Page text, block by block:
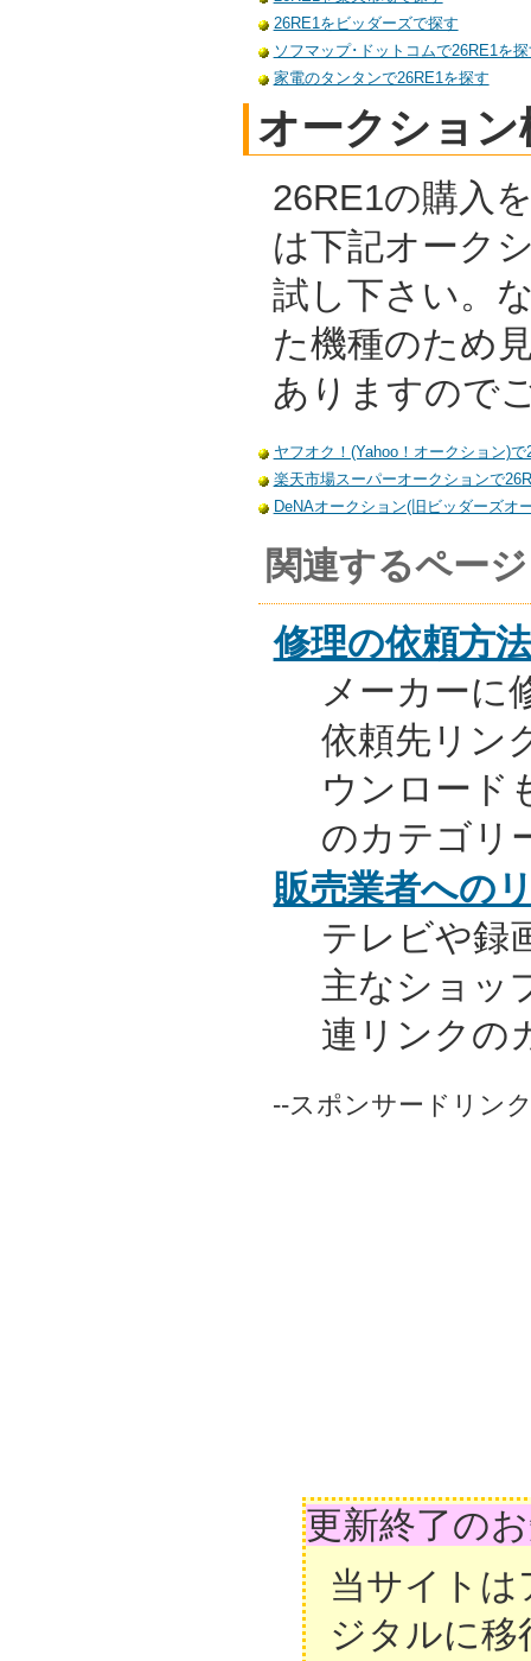
26RE1をビッダーズで探す
ソフマップ･ドットコムで26RE1を
家電のタンタンで26RE1を探す
オークション
26RE1の購入
は下記オーク
試し下さい。
た機種のため
ありますので
ヤフオク！(Yahoo！オークション)で
楽天市場スーパーオークションで
DeNAオークション(旧ビッダーズオ
関連するページ
修理の依頼方法
メーカーに
依頼先リン
ウンロード
のカテゴリ
販売業者への
テレビや録
主なショッ
連リンクの
--スポンサードリン
更新終了の
当サイト
ジタルに移